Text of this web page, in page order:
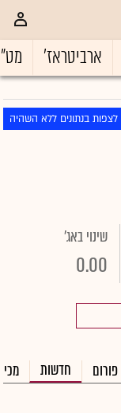
ארביטראז'
לצפות בנתונים ללא השהיה
שינוי באג'
0.00
פורום חדשות